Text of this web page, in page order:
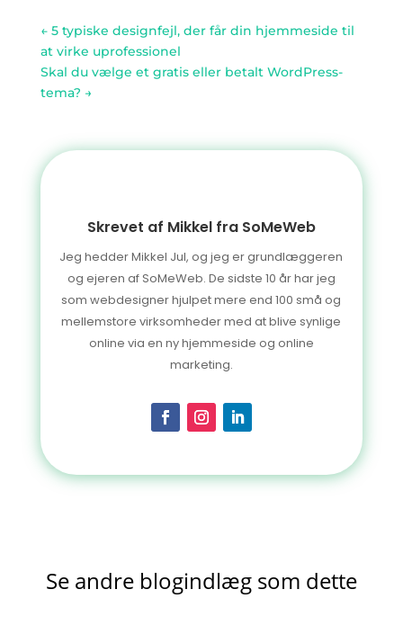
← 5 typiske designfejl, der får din hjemmeside til
at virke uprofessionel
Skal du vælge et gratis eller betalt WordPress-
tema? →
Skrevet af Mikkel fra SoMeWeb
Jeg hedder Mikkel Jul, og jeg er grundlæggeren
og ejeren af SoMeWeb. De sidste 10 år har jeg
som webdesigner hjulpet mere end 100 små og
mellemstore virksomheder med at blive synlige
online via en ny hjemmeside og online
marketing.
Se andre blogindlæg som dette